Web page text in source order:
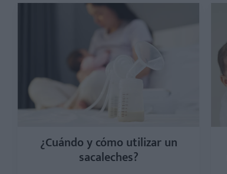
¿Cuándo y cómo utilizar un
sacaleches?